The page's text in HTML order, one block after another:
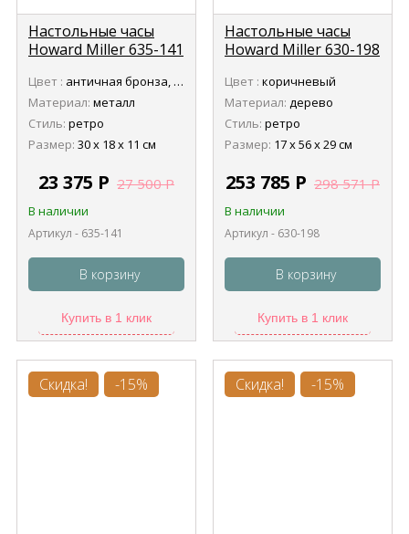
Настольные часы
Howard Miller 635-141
(Верчеллии Мэнтл)
Цвет : античная бронза, антик черный
Материал: металл
Стиль: ретро
Размер: 30 х 18 х 11 см
23 375 Р 27 500Р
В наличии
Артикул - 635-141
В корзину
Купить в 1 клик
Настольные часы
Howard Miller 630-198
Цвет : коричневый
Материал: дерево
Стиль: ретро
Размер: 17 х 56 х 29 см
253 785 Р 298 571Р
В наличии
Артикул - 630-198
В корзину
Купить в 1 клик
Скидка! -15% Скидка! -15%